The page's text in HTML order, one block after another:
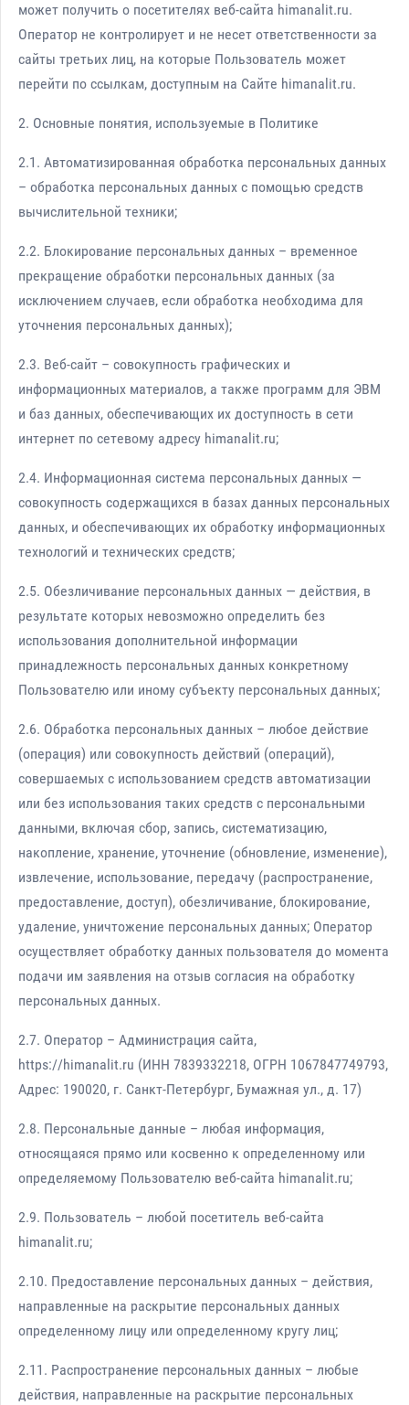
может получить о посетителях веб-сайта himanalit.ru.
Оператор не контролирует и не несет ответственности за
сайты третьих лиц, на которые Пользователь может
перейти по ссылкам, доступным на Сайте himanalit.ru.
2. Основные понятия, используемые в Политике
2.1. Автоматизированная обработка персональных данных
– обработка персональных данных с помощью средств
вычислительной техники;
2.2. Блокирование персональных данных – временное
прекращение обработки персональных данных (за
исключением случаев, если обработка необходима для
уточнения персональных данных);
2.3. Веб-сайт – совокупность графических и
информационных материалов, а также программ для ЭВМ
и баз данных, обеспечивающих их доступность в сети
интернет по сетевому адресу himanalit.ru;
2.4. Информационная система персональных данных —
совокупность содержащихся в базах данных персональных
данных, и обеспечивающих их обработку информационных
технологий и технических средств;
2.5. Обезличивание персональных данных — действия, в
результате которых невозможно определить без
использования дополнительной информации
принадлежность персональных данных конкретному
Пользователю или иному субъекту персональных данных;
2.6. Обработка персональных данных – любое действие
(операция) или совокупность действий (операций),
совершаемых с использованием средств автоматизации
или без использования таких средств с персональными
данными, включая сбор, запись, систематизацию,
накопление, хранение, уточнение (обновление, изменение),
извлечение, использование, передачу (распространение,
предоставление, доступ), обезличивание, блокирование,
удаление, уничтожение персональных данных; Оператор
осуществляет обработку данных пользователя до момента
подачи им заявления на отзыв согласия на обработку
персональных данных.
2.7. Оператор – Администрация сайта,
https://himanalit.ru (ИНН 7839332218, ОГРН 1067847749793,
Адрес: 190020, г. Санкт-Петербург, Бумажная ул., д. 17)
2.8. Персональные данные – любая информация,
относящаяся прямо или косвенно к определенному или
определяемому Пользователю веб-сайта himanalit.ru;
2.9. Пользователь – любой посетитель веб-сайта
himanalit.ru;
2.10. Предоставление персональных данных – действия,
направленные на раскрытие персональных данных
определенному лицу или определенному кругу лиц;
2.11. Распространение персональных данных – любые
действия, направленные на раскрытие персональных